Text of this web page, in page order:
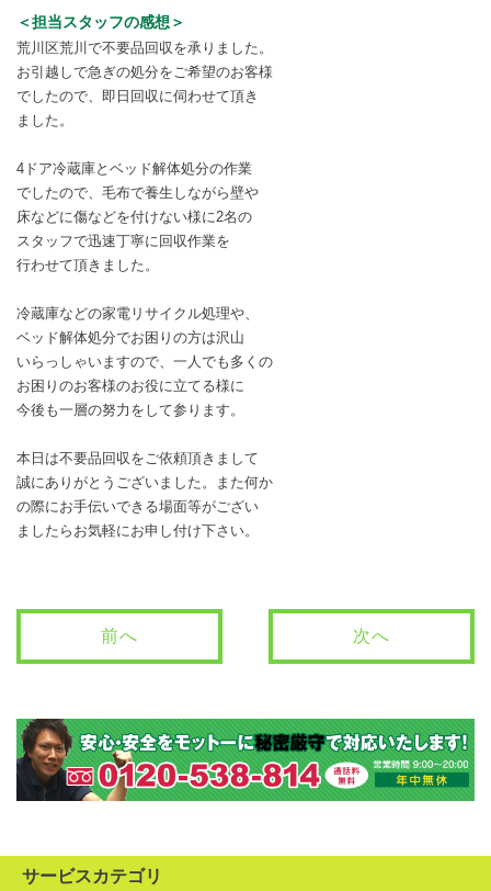
＜担当スタッフの感想＞
荒川区荒川で不要品回収を承りました。
お引越しで急ぎの処分をご希望のお客様
でしたので、即日回収に伺わせて頂き
ました。
4ドア冷蔵庫とベッド解体処分の作業
でしたので、毛布で養生しながら壁や
床などに傷などを付けない様に2名の
スタッフで迅速丁寧に回収作業を
行わせて頂きました。
冷蔵庫などの家電リサイクル処理や、
ベッド解体処分でお困りの方は沢山
いらっしゃいますので、一人でも多くの
お困りのお客様のお役に立てる様に
今後も一層の努力をして参ります。
本日は不要品回収をご依頼頂きまして
誠にありがとうございました。また何か
の際にお手伝いできる場面等がござい
ましたらお気軽にお申し付け下さい。
前へ 次へ
サービスカテゴリ